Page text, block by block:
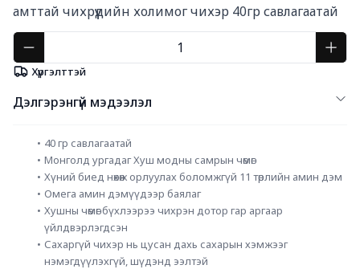
амттай чихрүүдийн холимог чихэр 40гр савлагаатай
Хүргэлттэй
Дэлгэрэнгүй мэдээлэл
40 гр савлагаатай
Монголд ургадаг Хуш модны самрын чөмөг
Хүний биед нөхөж орлуулах боломжгүй 11 төрлийн амин дэм
Омега амин дэмүүдээр баялаг
Хушны чөмөг бүхлээрээ чихрэн дотор гар аргаар
үйлдвэрлэгдсэн
Сахаргүй чихэр нь цусан дахь сахарын хэмжээг
нэмэгдүүлэхгүй, шүдэнд ээлтэй